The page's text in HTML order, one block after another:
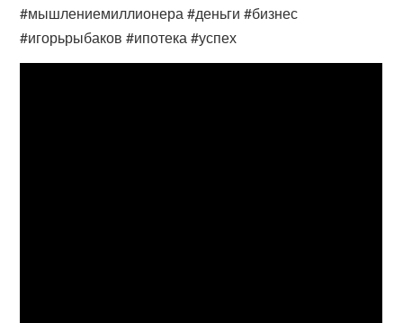
#мышлениемиллионера #деньги #бизнес
#игорьрыбаков #ипотека #успех